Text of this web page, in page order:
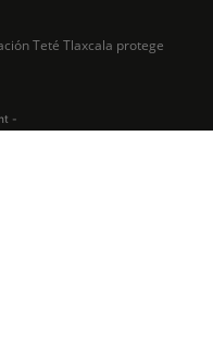
Teté Tlaxcala protege
-